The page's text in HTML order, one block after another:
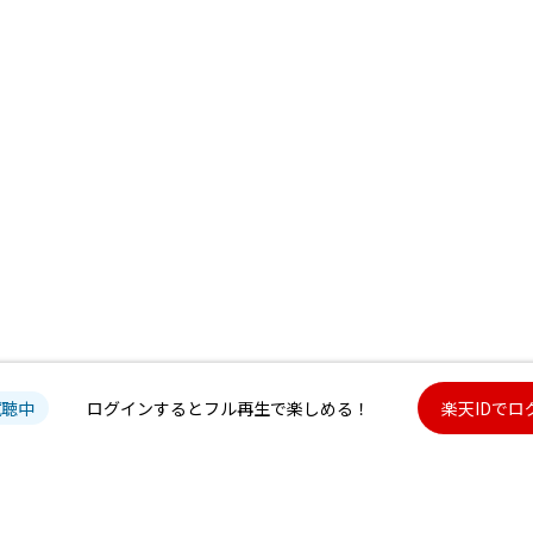
中 ログインするとフル再生で楽しめる！ 楽天IDでロ